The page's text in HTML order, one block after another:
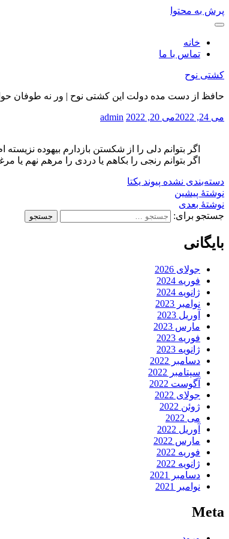
پرش به محتوا
خانه
تماس با ما
کشتی نوح
حافظ از دست مده دولت این کشتی نوح | ور نه طوفان
می 24, 2022 می 20, 2022 admin
اگر بتوانم دلی را از شکستن بازدارم بیهوده نزیسته
اگر بتوانم رنجی را بکاهم یا دردی را مرهم نهم یا
دسته‌بندی نشده پیوند یکتا
نوشتهٔ پیشین
نوشتهٔ بعدی
جستجو برای:
بایگانی
جولای 2026
فوریه 2024
ژانویه 2024
نوامبر 2023
آوریل 2023
مارس 2023
فوریه 2023
ژانویه 2023
دسامبر 2022
سپتامبر 2022
آگوست 2022
جولای 2022
ژوئن 2022
می 2022
آوریل 2022
مارس 2022
فوریه 2022
ژانویه 2022
دسامبر 2021
نوامبر 2021
Meta